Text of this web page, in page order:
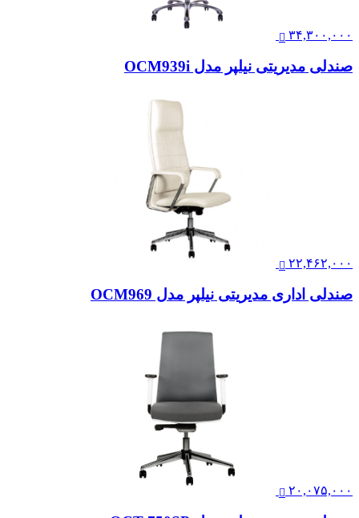
۳۴,۳۰۰,۰۰۰
صندلی مدیریتی نیلپر مدل OCM939i
۲۲,۴۶۲,۰۰۰
صندلی اداری مدیریتی نیلپر مدل OCM969
۲۰,۰۷۵,۰۰۰